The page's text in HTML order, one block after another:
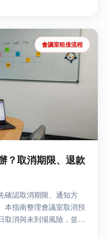
會議室租借流程
？取消期限、退款
確認取消期限、通知方
本指南整理會議室取消預
取消與未到場風險，並比